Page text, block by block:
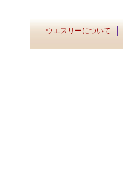
ウエスリーについて